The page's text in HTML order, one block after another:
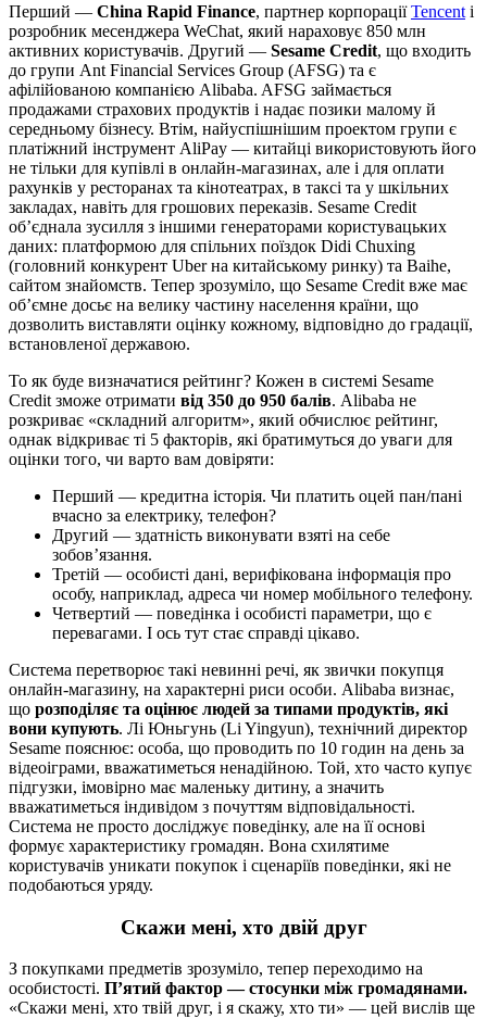
Перший — China Rapid Finance, партнер корпораціїTencent і
розробник месенджера WeChat, який нараховує 850 млн
активних користувачів. Другий — Sesame Credit, що входить
до групи Ant Financial Services Group (AFSG) та є
афілійованою компанією Alibaba. AFSG займається
продажами страхових продуктів і надає позики малому й
середньому бізнесу. Втім, найуспішнішим проектом групи є
платіжний інструмент AliPay — китайці використовують його
не тільки для купівлі в онлайн-магазинах, але і для оплати
рахунків у ресторанах та кінотеатрах, в таксі та у шкільних
закладах, навіть для грошових переказів. Sesame Credit
об’єднала зусилля з іншими генераторами користувацьких
даних: платформою для спільних поїздок Didi Chuxing
(головний конкурент Uber на китайському ринку) та Baihe,
сайтом знайомств. Тепер зрозуміло, що Sesame Credit вже має
об’ємне досьє на велику частину населення країни, що
дозволить виставляти оцінку кожному, відповідно до градації,
встановленої державою.
То як буде визначатися рейтинг? Кожен в системі Sesame
Credit зможе отримати від 350 до 950 балів. Alibaba не
розкриває «складний алгоритм», який обчислює рейтинг,
однак відкриває ті 5 факторів, які братимуться до уваги для
оцінки того, чи варто вам довіряти:
Перший — кредитна історія. Чи платить оцей пан/пані
вчасно за електрику, телефон?
Другий — здатність виконувати взяті на себе
зобов’язання.
Третій — особисті дані, верифікована інформація про
особу, наприклад, адреса чи номер мобільного телефону.
Четвертий — поведінка і особисті параметри, що є
перевагами. І ось тут стає справді цікаво.
Система перетворює такі невинні речі, як звички покупця
онлайн-магазину, на характерні риси особи. Alibaba визнає,
що розподіляє та оцінює людей за типами продуктів, які
вони купують. Лі Юньгунь (Li Yingyun), технічний директор
Sesame пояснює: особа, що проводить по 10 годин на день за
відеоіграми, вважатиметься ненадійною. Той, хто часто купує
підгузки, імовірно має маленьку дитину, а значить
вважатиметься індивідом з почуттям відповідальності.
Система не просто досліджує поведінку, але на її основі
формує характеристику громадян. Вона схилятиме
користувачів уникати покупок і сценаріїв поведінки, які не
подобаються уряду.
Скажи мені, хто двій друг
З покупками предметів зрозуміло, тепер переходимо на
особистості. П’ятий фактор — стосунки між громадянами.
«Скажи мені, хто твій друг, і я скажу, хто ти» — цей вислів ще